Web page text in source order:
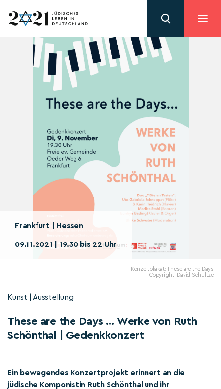
Frankfurt | Hessen
09.11.2021 | 19.30 bis 22 Uhr
Konzertplakat: These are the Days
Copyright: David Schultze
Kunst | Ausstellung
These are the Days … Werke von Ruth
Schönthal | Gedenkkonzert
Ein bewegendes Konzertprojekt erinnert an die
jüdische Komponistin Ruth Schönthal und ihr